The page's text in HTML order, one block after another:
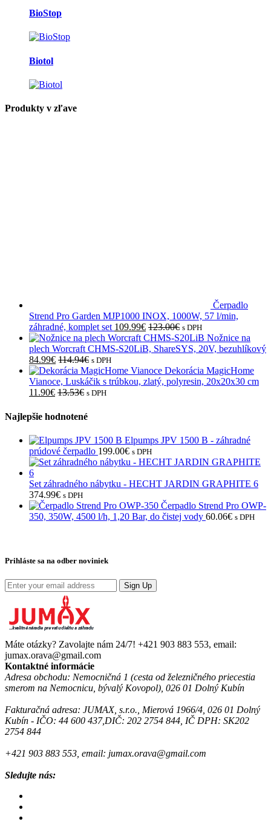
BioStop
Biotol
Produkty v zľave
Čerpadlo
Strend Pro Garden MJP1000 INOX, 1000W, 57 l/min,
záhradné, komplet set 109.99€ 123.00€ s DPH
Nožnice na
plech Worcraft CHMS-S20LiB, ShareSYS, 20V, bezuhlíkový
84.99€ 114.94€ s DPH
Dekorácia MagicHome
Vianoce, Luskáčik s trúbkou, zlatý, polyresin, 20x20x30 cm
11.90€ 13.53€ s DPH
Najlepšie hodnotené
Elpumps JPV 1500 B - záhradné
prúdové čerpadlo 199.00€ s DPH
Set záhradného nábytku - HECHT JARDIN GRAPHITE 6
374.99€ s DPH
Čerpadlo Strend Pro OWP-
350, 350W, 4500 l/h, 1,20 Bar, do čistej vody 60.06€ s DPH
Prihláste sa na odber noviniek
Sign Up
Máte otázky? Zavolajte nám 24/7! +421 903 883 553, email:
jumax.orava@gmail.com
Kontaktné informácie
Adresa obchodu: Nemocničná 1 (cesta od železničného priecestia
smerom na Nemocnicu, bývalý Kovopol), 026 01 Dolný Kubín
Fakturačná adresa: JUMAX, s.r.o., Mierová 1966/4, 026 01 Dolný
Kubín - IČO: 44 600 437,DIČ: 202 2754 844, IČ DPH: SK202
2754 844
+421 903 883 553, email: jumax.orava@gmail.com
Sledujte nás: